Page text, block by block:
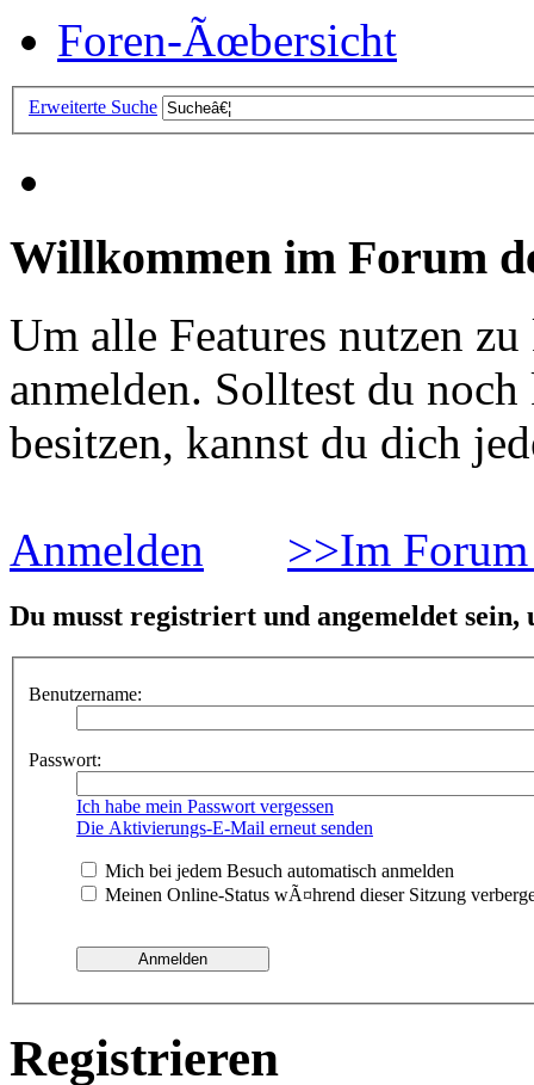
Foren-Ãœbersicht
Erweiterte Suche
Willkommen im Forum
Um alle Features nutzen
anmelden. Solltest du
besitzen, kannst du dich
Anmelden >>Im
Du musst registriert und angemeldet sein,
Benutzername:
Passwort:
Ich habe mein Passwort vergessen
Die Aktivierungs-E-Mail erneut senden
Mich bei jedem Besuch automatisch anmelden
Meinen Online-Status wÃ¤hrend dieser Sitzung
Registrieren